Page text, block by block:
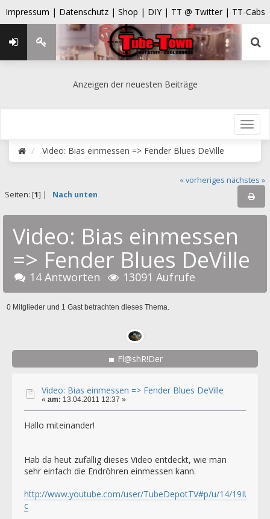
Impressum | Datenschutz | Shop | DIY | TT @ Twitter | TT-Cabs
Anzeigen der neuesten Beiträge
Video: Bias einmessen => Fender Blues DeVille
« vorheriges nächstes »
Seiten: [1] | Nach unten
Video: Bias einmessen
=> Fender Blues DeVille
14 Antworten 13091 Aufrufe
0 Mitglieder und 1 Gast betrachten dieses Thema.
Fl@shR!Der
Video: Bias einmessen => Fender Blues DeVille
« am: 13.04.2011 12:37 »
Hallo miteinander!
Hab da heut zufällig dieses Video entdeckt, wie man
sehr einfach die Endröhren einmessen kann.
http://www.youtube.com/user/TubeDepotTV#p/u/14/
c